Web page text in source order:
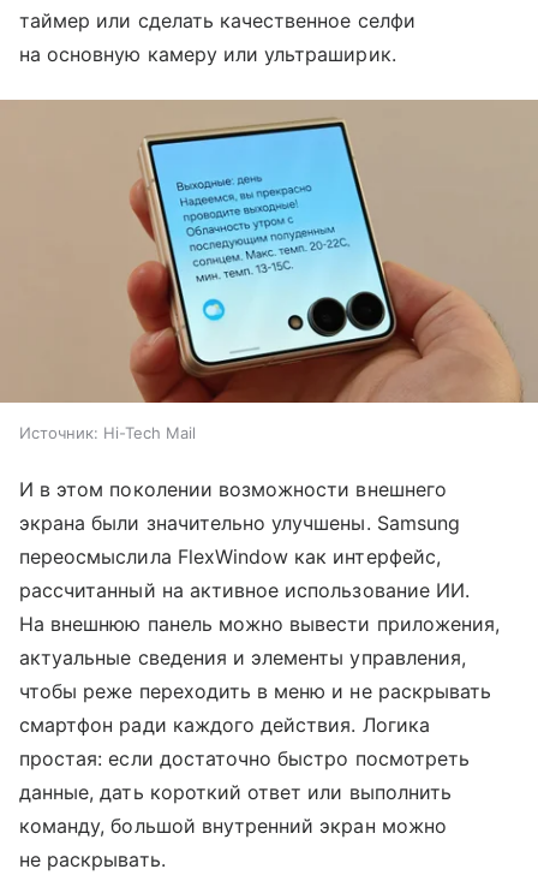
таймер или сделать качественное селфи
на основную камеру или ультраширик.
Источник: Hi-Tech Mail
И в этом поколении возможности внешнего
экрана были значительно улучшены. Samsung
переосмыслила FlexWindow как интерфейс,
рассчитанный на активное использование ИИ.
На внешнюю панель можно вывести приложения,
актуальные сведения и элементы управления,
чтобы реже переходить в меню и не раскрывать
смартфон ради каждого действия. Логика
простая: если достаточно быстро посмотреть
данные, дать короткий ответ или выполнить
команду, большой внутренний экран можно
не раскрывать.